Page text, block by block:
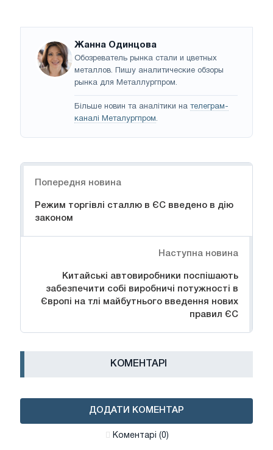
Жанна Одинцова
Обозреватель рынка стали и цветных
металлов. Пишу аналитические обзоры
рынка для Металлургпром.
Більше новин та аналітики на телеграм-
каналі Металургпром.
Попередня новина
Режим торгівлі сталлю в ЄС введено в дію
законом
Наступна новина
Китайські автовиробники поспішають
забезпечити собі виробничі потужності в
Європі на тлі майбутнього введення нових
правил ЄС
КОМЕНТАРІ
ДОДАТИ КОМЕНТАР
Коментарі (0)